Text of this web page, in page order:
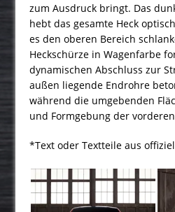
zum Ausdruck bringt. Das
hebt das gesamte Heck
es den oberen Bereich
Heckschürze in Wagenfarbe
dynamischen Abschluss zur
außen liegende Endrohre
während die umgebenden
und Formgebung der
*Text oder Textteile aus